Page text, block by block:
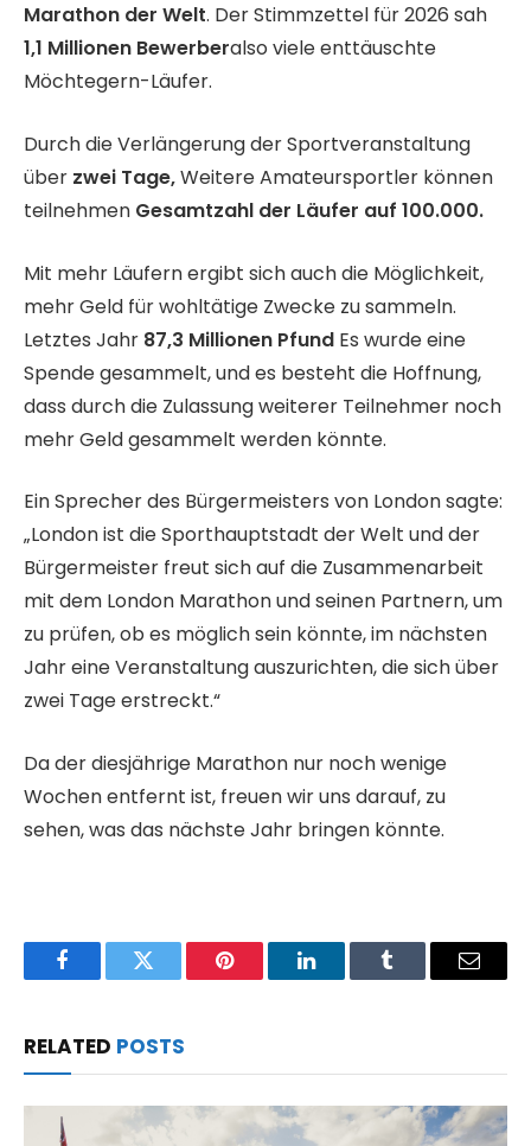
Marathon der Welt. Der Stimmzettel für 2026 sah
1,1 Millionen Bewerberalso viele enttäuschte
Möchtegern-Läufer.
Durch die Verlängerung der Sportveranstaltung
über zwei Tage,Weitere Amateursportler können
teilnehmen Gesamtzahl der Läufer auf 100.000.
Mit mehr Läufern ergibt sich auch die Möglichkeit,
mehr Geld für wohltätige Zwecke zu sammeln.
Letztes Jahr 87,3 Millionen Pfund Es wurde eine
Spende gesammelt, und es besteht die Hoffnung,
dass durch die Zulassung weiterer Teilnehmer noch
mehr Geld gesammelt werden könnte.
Ein Sprecher des Bürgermeisters von London sagte:
„London ist die Sporthauptstadt der Welt und der
Bürgermeister freut sich auf die Zusammenarbeit
mit dem London Marathon und seinen Partnern, um
zu prüfen, ob es möglich sein könnte, im nächsten
Jahr eine Veranstaltung auszurichten, die sich über
zwei Tage erstreckt.“
Da der diesjährige Marathon nur noch wenige
Wochen entfernt ist, freuen wir uns darauf, zu
sehen, was das nächste Jahr bringen könnte.
FacebookTwitter Pinterest LinkedInTumblr Email
RELATED POSTS